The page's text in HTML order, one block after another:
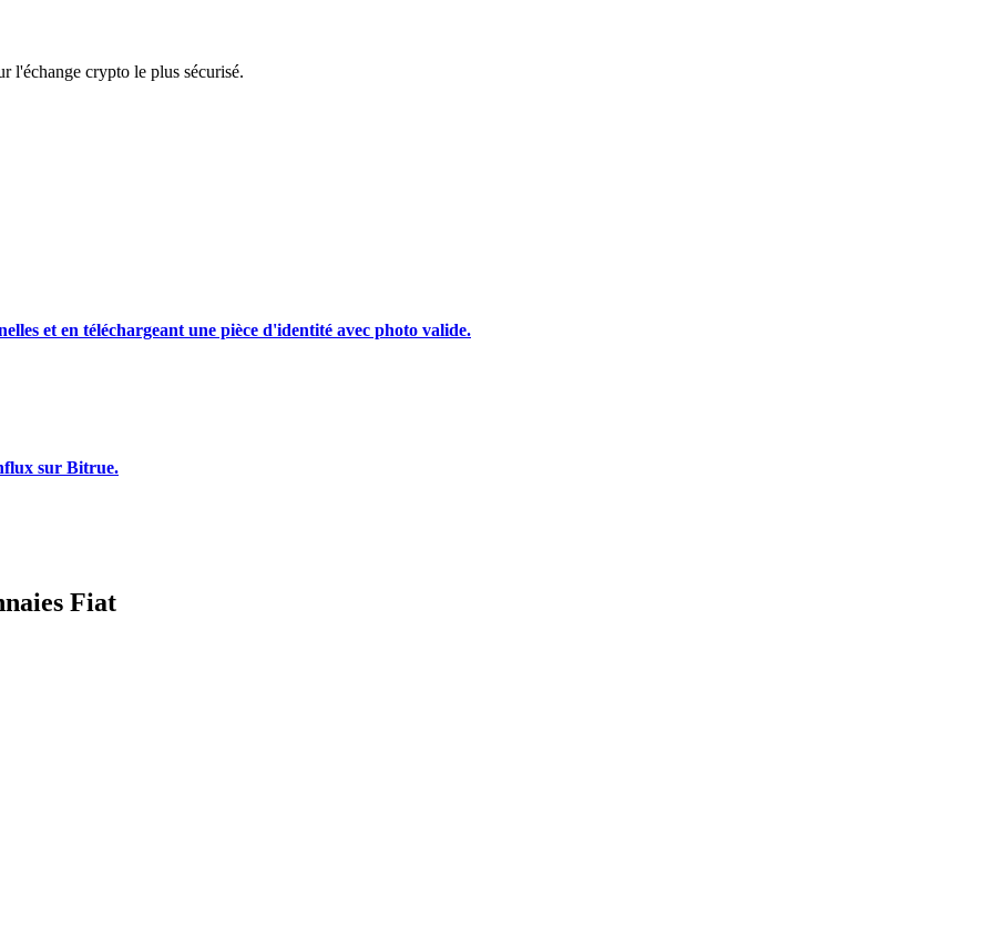
etc.
l'échange crypto le plus sécurisé.
et en téléchargeant une pièce d'identité avec photo valide.
sur Bitrue.
Fiat